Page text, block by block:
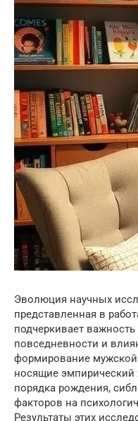
Эволюция научных
представленная в
подчеркивает
повседневности и
формирование
носящие эмпирический
порядка рождения,
факторов на
Результаты этих